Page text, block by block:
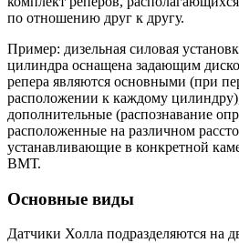
по отношению друг к другу.
Пример: дизельная силовая
цилиндра оснащена задающим
репера являются основными (при
расположении к каждому
дополнительные (распознавание
расположенные на различном
устанавливающие в конкретной
ВМТ.
Основные виды
Датчики Холла подразделяются на